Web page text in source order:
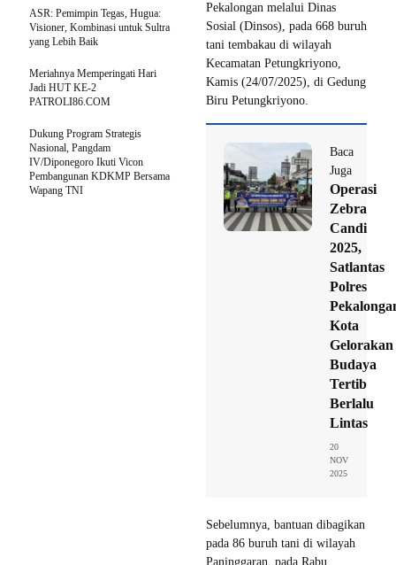
Pekalongan melalui Dinas
Sosial (Dinsos), pada 668 buruh
tani tembakau di wilayah
Kecamatan Petungkriyono,
Kamis (24/07/2025), di Gedung
Biru Petungkriyono.
Baca
Juga
Operasi
Zebra
Candi
2025,
Satlantas
Polres
Kota
Gelorakan
Budaya
Tertib
Berlalu
Lintas
20
NOV
2025
Sebelumnya, bantuan dibagikan
pada 86 buruh tani di wilayah
Paninggaran, pada Rabu
ASR: Pemimpin Tegas, Hugua:
Visioner, Kombinasi untuk Sultra
yang Lebih Baik
Meriahnya Memperingati Hari
Jadi HUT KE-2
PATROLI86.COM
Dukung Program Strategis
Nasional, Pangdam
IV/Diponegoro Ikuti Vicon
Pembangunan KDKMP Bersama
Wapang TNI